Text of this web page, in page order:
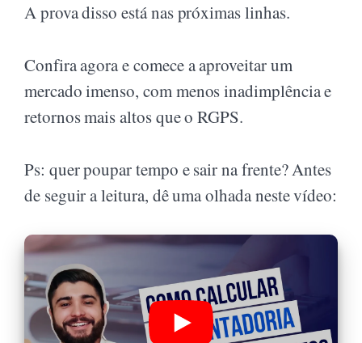
A prova disso está nas próximas linhas.
Confira agora e comece a aproveitar um
mercado imenso, com menos inadimplência e
retornos mais altos que o RGPS.
Ps: quer poupar tempo e sair na frente? Antes
de seguir a leitura, dê uma olhada neste vídeo: